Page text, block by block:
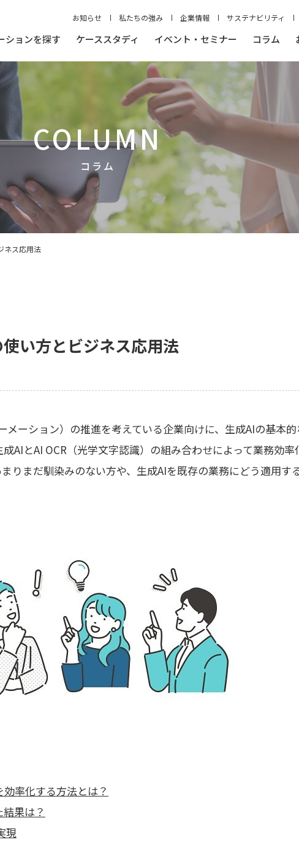
ションを探す ケーススタディ イベント・セミナー コラム
お知らせ 私たちの強み 企業情報 サステナビリティ
COLUMN
コラム
ネス応用法
い方とビジネス応用法
メーション）の推進を考えている企業向けに、生成AIの基本
AIとAI OCR（光学文字認識）の組み合わせによって業務効
りまだ馴染みのない方や、生成AIを既存の業務にどう適用す
率化する方法とは？
果は？
現